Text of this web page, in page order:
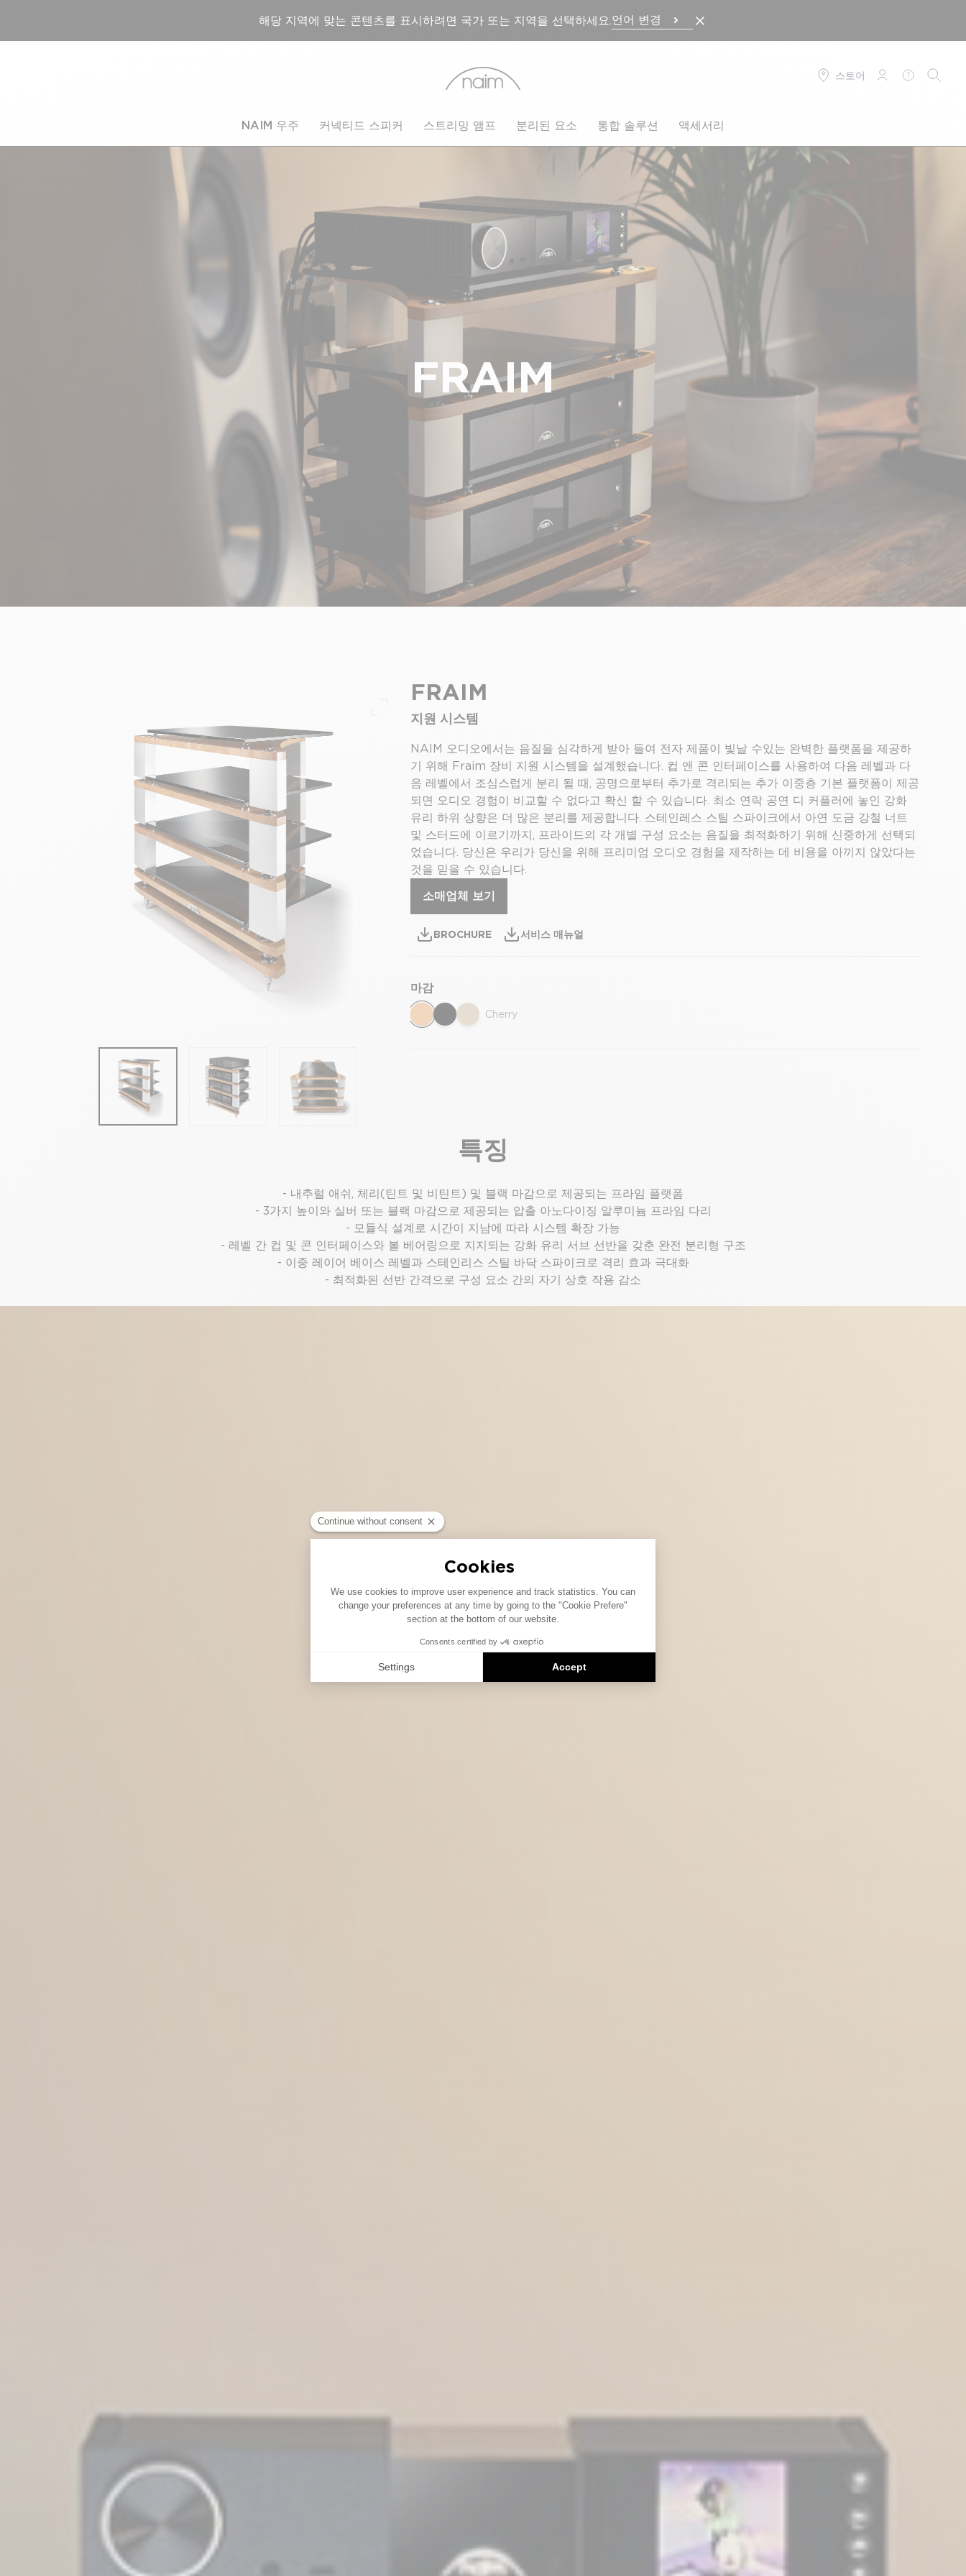
해당 지역에 맞는 콘텐츠를 표시하려면 국가 또는 지역을 선택하세요. 언어 변경
스토어
로그인도움말검색
NAIM 우주 커넥티드 스피커 스트리밍 앰프 분리된 요소 통합 솔루션 액세서리
FRAIM
전체 화면
FRAIM
지원 시스템
NAIM 오디오에서는 음질을 심각하게 받아 들여 전자 제품이 빛날 수있는 완벽한 플랫폼을 제공하
기 위해 Fraim 장비 지원 시스템을 설계했습니다. 컵 앤 콘 인터페이스를 사용하여 다음 레벨과 다
음 레벨에서 조심스럽게 분리 될 때, 공명으로부터 추가로 격리되는 추가 이중층 기본 플랫폼이 제공
되면 오디오 경험이 비교할 수 없다고 확신 할 수 있습니다. 최소 연락 공연 디 커플러에 놓인 강화
유리 하위 상향은 더 많은 분리를 제공합니다. 스테인레스 스틸 스파이크에서 아연 도금 강철 너트
및 스터드에 이르기까지, 프라이드의 각 개별 구성 요소는 음질을 최적화하기 위해 신중하게 선택되
었습니다. 당신은 우리가 당신을 위해 프리미엄 오디오 경험을 제작하는 데 비용을 아끼지 않았다는
것을 믿을 수 있습니다.
마감
Cherry
소매업체 보기
BROCHURE 서비스 매뉴얼
특징
- 내추럴 애쉬, 체리(틴트 및 비틴트) 및 블랙 마감으로 제공되는 프라임 플랫폼
- 3가지 높이와 실버 또는 블랙 마감으로 제공되는 압출 아노다이징 알루미늄 프라임 다리
- 모듈식 설계로 시간이 지남에 따라 시스템 확장 가능
- 레벨 간 컵 및 콘 인터페이스와 볼 베어링으로 지지되는 강화 유리 서브 선반을 갖춘 완전 분리형 구조
- 이중 레이어 베이스 레벨과 스테인리스 스틸 바닥 스파이크로 격리 효과 극대화
- 최적화된 선반 간격으로 구성 요소 간의 자기 상호 작용 감소